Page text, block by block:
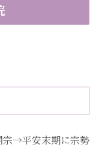
宗→平安末期に宗勢